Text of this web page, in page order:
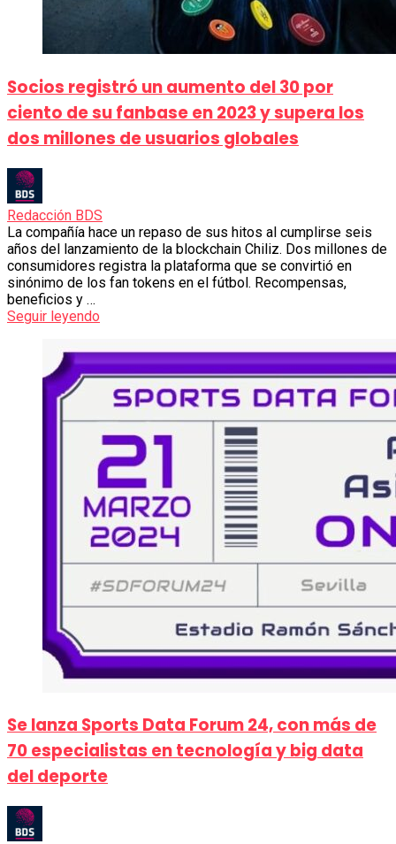
Socios registró un aumento del 30 por
ciento de su fanbase en 2023 y supera los
dos millones de usuarios globales
Redacción BDS
La compañía hace un repaso de sus hitos al cumplirse seis
años del lanzamiento de la blockchain Chiliz. Dos millones de
consumidores registra la plataforma que se convirtió en
sinónimo de los fan tokens en el fútbol. Recompensas,
beneficios y …
Seguir leyendo
Se lanza Sports Data Forum 24, con más de
70 especialistas en tecnología y big data
del deporte